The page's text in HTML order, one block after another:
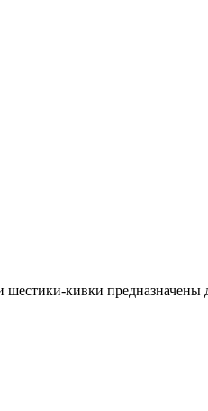
кивки